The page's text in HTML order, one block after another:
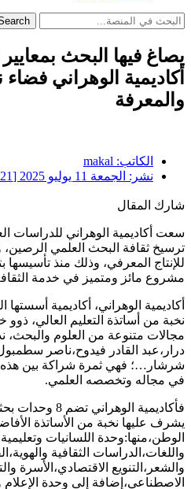
يصاغ فيها البحث
أكاديمية الوهراني فضاء
والمعرفة
الكاتب: makal
نشر: الجمعة 11 يوليو 2025 [18:21 مساءً] بتوقيت الجزائر
شارك المقال
سعت أكاديمية الوهراني للدراسات
ترسيخ ثقافة البحث العلمي الرصين،
مشروع مائز ومتميز في خدمة
أكاديمية الوهراني، أكاديمية
نخبة من أساتذة التعليم العالي،
مجالات متنوعة من العلوم والبحث،
درار،عبد القادر فيدوح،ناصر
شرشار…؛ فهي ثمرة شراكة بين هذه
في مجاله وتخصصه العلمي.
فأكاديمية
يشرف عليها نخبة من الأساتذة
الوطن،منها:وحدة اللسانيات
واللغات،الدراسات الثقافية
والشعر،التنويع الاقتصادي،الأسرة
الاصطناعي،إضافة إلى وحدة